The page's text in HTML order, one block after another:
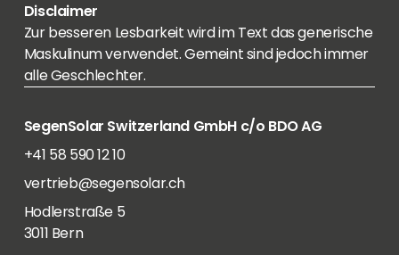
Disclaimer
Zur besseren Lesbarkeit wird im Text das generische
Maskulinum verwendet. Gemeint sind jedoch immer
alle Geschlechter.
SegenSolar Switzerland GmbH c/o BDO AG
+41 58 590 12 10
vertrieb@segensolar.ch
Hodlerstraße 5
3011 Bern